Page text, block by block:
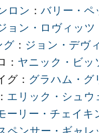
ロン ： バリー・ペ
ョン・ロヴィッツ
グ ： ジョン・デヴ
： ヤニック・ビッ
グ： グラハム・グ
エリック・シュウ
ーリー・チェイキ